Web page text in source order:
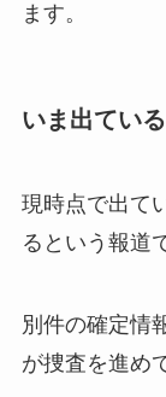
ます。
いま出てい
現時点で出て
るという報道
別件の確定情
が捜査を進め